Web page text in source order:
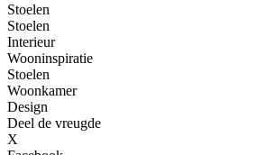
Stoelen
Stoelen
Interieur
Wooninspiratie
Stoelen
Woonkamer
Design
Deel de vreugde
X